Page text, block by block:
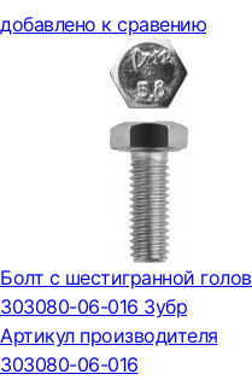
добавлено к сравению
Болт с шестигранной
303080-06-016 Зубр
Артикул производителя
303080-06-016